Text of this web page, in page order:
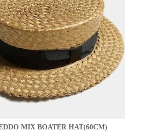
MIX BOATER HAT(60CM)